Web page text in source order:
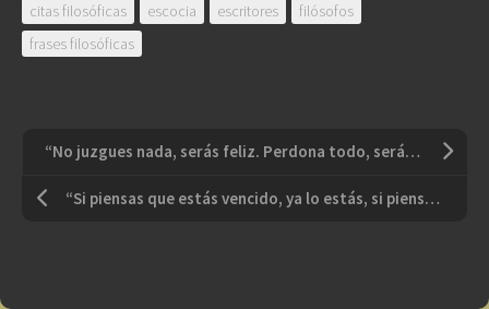
citas filosóficas
escocia escritores
filósofos
frases filosóficas
“No juzgues nada, serás feliz. Perdona todo, serás más feliz. Ama todo, serás más feliz”
“Si piensas que estás vencido, ya lo estás, si piensas que no te atreves, no lo harás, si piensas que te gustaría ganar, pero no puedes, es casi seguro que no lo lograrás”